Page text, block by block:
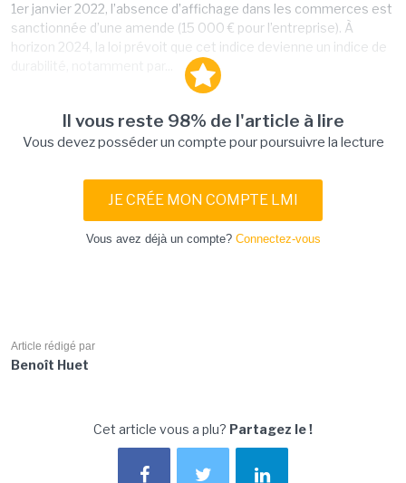
1er janvier 2022, l’absence d’affichage dans les commerces est
sanctionnée d’une amende (15 000 € pour l’entreprise). À
horizon 2024, la loi prévoit que cet indice devienne un indice de
Il vous reste 98% de l'article à lire
Vous devez posséder un compte pour poursuivre la lecture
JE CRÉE MON COMPTE LMI
Vous avez déjà un compte? Connectez-vous
Article rédigé par
Benoît Huet
Cet article vous a plu? Partagez le !